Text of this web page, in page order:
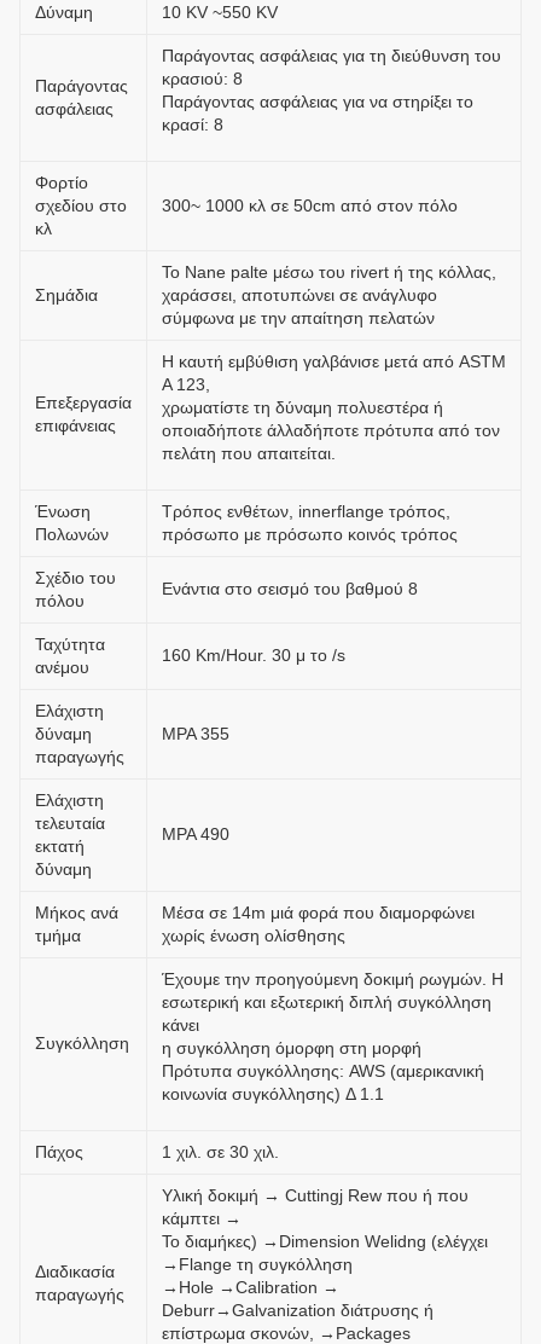
Δύναμη 10 KV ~550 KV
Παράγοντας
ασφάλειας
Παράγοντας ασφάλειας για τη διεύθυνση του
κρασιού: 8
Παράγοντας ασφάλειας για να στηρίξει το
κρασί: 8
Φορτίο
σχεδίου στο
κλ
300~ 1000 κλ σε 50cm από στον πόλο
Σημάδια
Το Nane palte μέσω του rivert ή της κόλλας,
χαράσσει, αποτυπώνει σε ανάγλυφο
σύμφωνα με την απαίτηση πελατών
Επεξεργασία
επιφάνειας
Η καυτή εμβύθιση γαλβάνισε μετά από ASTM
Α 123,
χρωματίστε τη δύναμη πολυεστέρα ή
οποιαδήποτε άλλαδήποτε πρότυπα από τον
πελάτη που απαιτείται.
Ένωση
Πολωνών
Τρόπος ενθέτων, innerflange τρόπος,
πρόσωπο με πρόσωπο κοινός τρόπος
Σχέδιο του
πόλου
Ενάντια στο σεισμό του βαθμού 8
Ταχύτητα
ανέμου
160 Km/Hour. 30 μ το /s
Ελάχιστη
δύναμη
παραγωγής
MPA 355
Ελάχιστη
τελευταία
εκτατή
δύναμη
MPA 490
Μήκος ανά
τμήμα
Μέσα σε 14m μιά φορά που διαμορφώνει
χωρίς ένωση ολίσθησης
Συγκόλληση
Έχουμε την προηγούμενη δοκιμή ρωγμών. Η
εσωτερική και εξωτερική διπλή συγκόλληση
κάνει
η συγκόλληση όμορφη στη μορφή
Πρότυπα συγκόλλησης: AWS (αμερικανική
κοινωνία συγκόλλησης) Δ 1.1
Πάχος 1 χιλ. σε 30 χιλ.
Διαδικασία
παραγωγής
Υλική δοκιμή → Cuttingj Rew που ή που
κάμπτει →
Το διαμήκες) →Dimension Welidng (ελέγχει
→Flange τη συγκόλληση
→Hole →Calibration →
Deburr→Galvanization διάτρυσης ή
επίστρωμα σκονών, →Packages